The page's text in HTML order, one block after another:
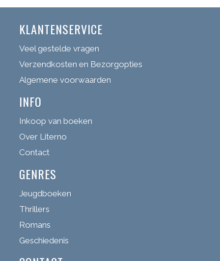
KLANTENSERVICE
Veel gestelde vragen
Verzendkosten en Bezorgopties
Algemene voorwaarden
INFO
Inkoop van boeken
Over Literno
Contact
GENRES
Jeugdboeken
Thrillers
Romans
Geschiedenis